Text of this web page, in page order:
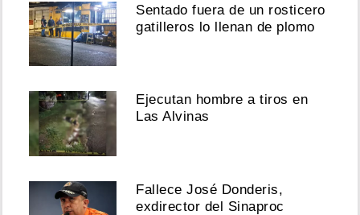
Sentado fuera de un rosticero
gatilleros lo llenan de plomo
Ejecutan hombre a tiros en
Las Alvinas
Fallece José Donderis,
exdirector del Sinaproc